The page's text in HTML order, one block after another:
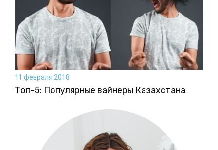
11 февраля 2018
Топ-5: Популярные вайнеры Казахстана